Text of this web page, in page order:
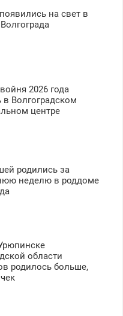
на свет в
2026 года
в Волгоградском
центре
родились за
неделю в роддоме
области
родилось больше,